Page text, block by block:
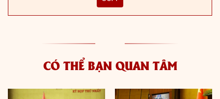
CÓ THỂ BẠN QUAN TÂM